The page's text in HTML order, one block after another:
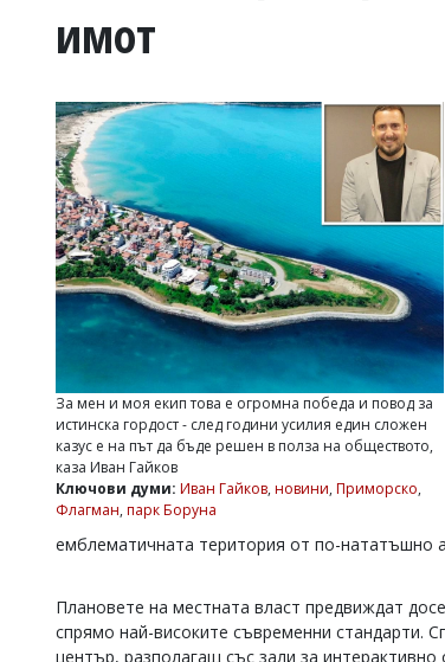
РАЗСЛЕДВАНЕ
БИЗНЕС
Управители:
Веселин
Василев,
v.vasilev@flagman.bg
Касабова,
k.kassabova@flagman.bg
Главен
редактор:
office@flagman.bg
Коментарите
имот
За мен и моя екип това е огромна победа и повод за
истинска гордост - след години усилия един сложен
казус е на път да бъде решен в полза на обществото,
каза Иван Гайков
Ключови думи: Иван Гайков, новини, Приморско,
Флагман, парк Боруна
емблематичната територия от по-нататъшно
Плановете на местната власт предвиждат
спрямо най-високите съвременни стандарти.
център, разполагащ със зали за